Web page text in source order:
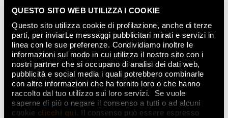
QUESTO SITO WEB UTILIZZA I COOKIE
Questo sito utilizza cookie di profilazione, anche di terze
parti, per inviarLe messaggi pubblicitari mirati e servizi in
linea con le sue preferenze. Condividiamo inoltre le
informazioni sul modo in cui utilizza il nostro sito con i
nostri partner che si occupano di analisi dei dati web,
pubblicità e social media i quali potrebbero combinarle
con altre informazioni che ha fornito loro o che hanno
raccolto dal tuo utilizzo sui loro servizi. Se vuole
saperne di più o negare il consenso a tutti o ad alcuni
cookie clicchi qui. Il consenso può essere espresso
DECO&MORE